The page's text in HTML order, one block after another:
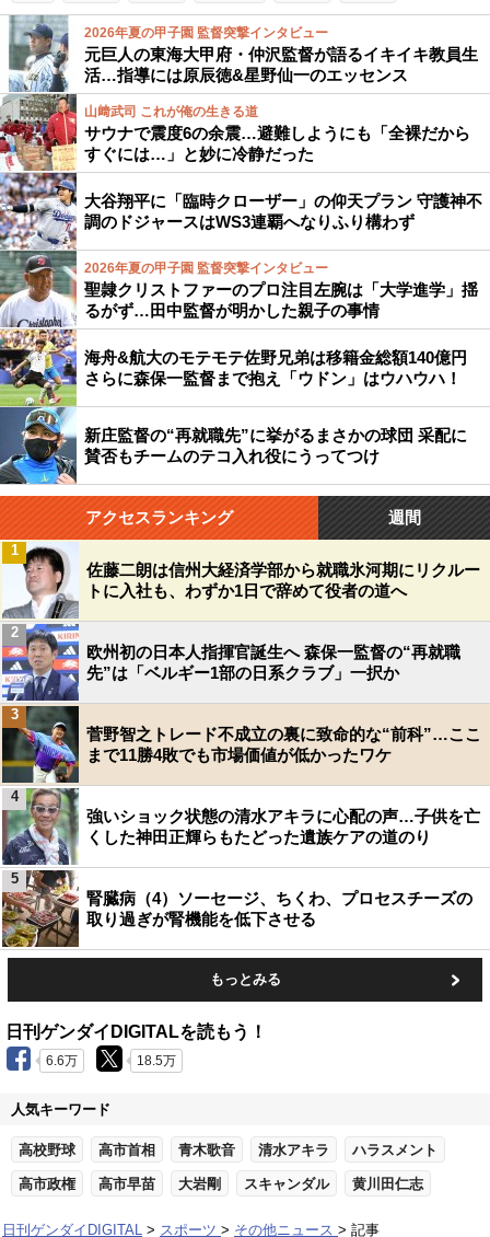
2026年夏の甲子園 監督突撃インタビュー
元巨人の東海大甲府・仲沢監督が語るイキイキ教員生
活…指導には原辰徳&星野仙一のエッセンス
山﨑武司 これが俺の生きる道
サウナで震度6の余震…避難しようにも「全裸だから
すぐには…」と妙に冷静だった
大谷翔平に「臨時クローザー」の仰天プラン 守護神不
調のドジャースはWS3連覇へなりふり構わず
2026年夏の甲子園 監督突撃インタビュー
聖隷クリストファーのプロ注目左腕は「大学進学」揺
るがず…田中監督が明かした親子の事情
海舟&航大のモテモテ佐野兄弟は移籍金総額140億円
さらに森保一監督まで抱え「ウドン」はウハウハ！
新庄監督の“再就職先”に挙がるまさかの球団 采配に
賛否もチームのテコ入れ役にうってつけ
アクセスランキング 週間
佐藤二朗は信州大経済学部から就職氷河期にリクルー
トに入社も、わずか1日で辞めて役者の道へ
1
欧州初の日本人指揮官誕生へ 森保一監督の“再就職
先”は「ベルギー1部の日系クラブ」一択か
2
菅野智之トレード不成立の裏に致命的な“前科”…ここ
まで11勝4敗でも市場価値が低かったワケ
3
強いショック状態の清水アキラに心配の声…子供を亡
くした神田正輝らもたどった遺族ケアの道のり
4
腎臓病（4）ソーセージ、ちくわ、プロセスチーズの
取り過ぎが腎機能を低下させる
5
もっとみる
日刊ゲンダイDIGITALを読もう！
6.6万 18.5万
人気キーワード
高校野球 高市首相 青木歌音 清水アキラ ハラスメント
高市政権 高市早苗 大岩剛 スキャンダル 黄川田仁志
日刊ゲンダイDIGITAL スポーツ その他ニュース 記事